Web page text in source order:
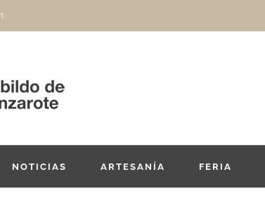
NOTICIAS ARTESANÍA FERIA